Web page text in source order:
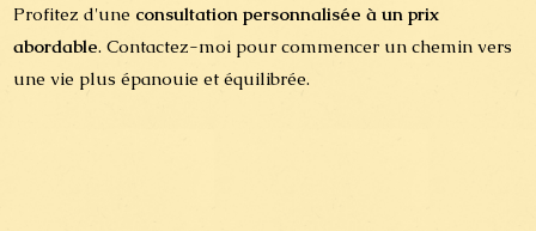
Profitez d'une consultation personnalisée à un prix
abordable. Contactez-moi pour commencer un chemin vers
une vie plus épanouie et équilibrée.